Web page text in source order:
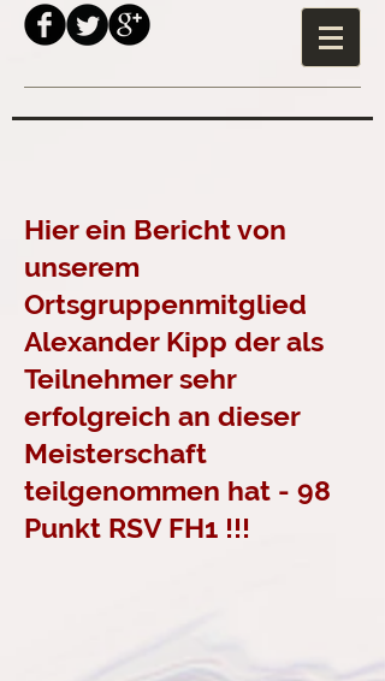
Hier ein Bericht von
unserem
Ortsgruppenmitglied
Alexander Kipp der als
Teilnehmer sehr
erfolgreich an dieser
Meisterschaft
teilgenommen hat - 98
Punkt RSV FH1 !!!